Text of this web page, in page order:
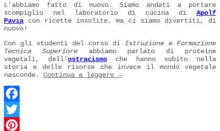
L’abbiamo fatto di nuovo. Siamo andati a portare
scompiglio nel laboratorio di cucina di Apolf
Pavia con ricette insolite, ma ci siamo divertiti, di
nuovo!
Con gli studenti del corso di Istruzione e Formazione
Tecnica Superiore abbiamo parlato di proteine
vegetali, dell’ostracismoche hanno subito nella
storia e delle risorse che invece il mondo vegetale
nasconde. Continua a leggere →
Facebook
Twitter